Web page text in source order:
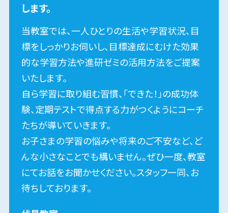
基礎から演習まで行う段
階学習
入試本番で合格点をとるためには、基礎から
演習まで段階的な学習が必要になります。お
子さまの学習段階に合わせて、指導を行うの
で、効率よく得点力を養成できます。
します。
当教室では、一人ひとりの生活や学習状況、目
標をしっかりお伺いし、目標達成にむけた効果
的な学習方法や進研ゼミの活用方法をご提案
いたします。
自ら学習に取り組む習慣、「できた！」の成功体
験、定期テストで得点する力がつくようにコーチ
たちが導いていきます。
お子さまの学習の悩みや将来のご不安など、ど
んな小さなことでも構いません。ぜひ一度、教室
にてお話をお聞かせください。スタッフ一同、お
待ちしております。